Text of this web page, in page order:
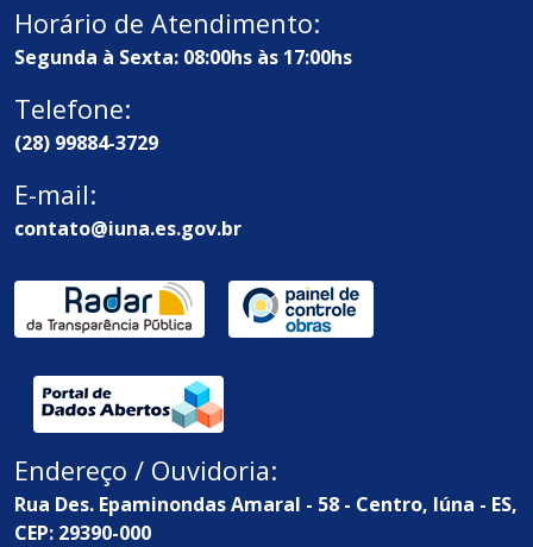
Horário de Atendimento:
Segunda à Sexta: 08:00hs às 17:00hs
Telefone:
(28) 99884-3729
E-mail:
contato@iuna.es.gov.br
Endereço / Ouvidoria:
Rua Des. Epaminondas Amaral - 58 - Centro, Iúna - ES,
CEP: 29390-000